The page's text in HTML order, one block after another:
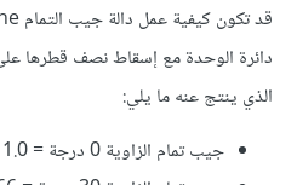
الذي ينتج عنه ما يلي:
جيب تمام الزاوية 0 درجة = 1.0